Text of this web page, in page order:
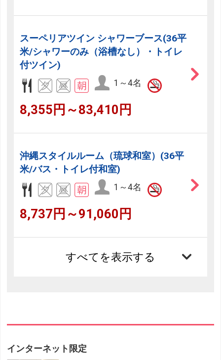
スーペリアツイン シャワーブース(36平
米/シャワーのみ（浴槽なし）・トイレ
付ツイン)
1～4名
8,355円～83,410円
沖縄スタイルルーム（琉球和室）(36平
米/バス・トイレ付和室)
1～4名
8,737円～91,060円
すべてを表示する
インターネット限定